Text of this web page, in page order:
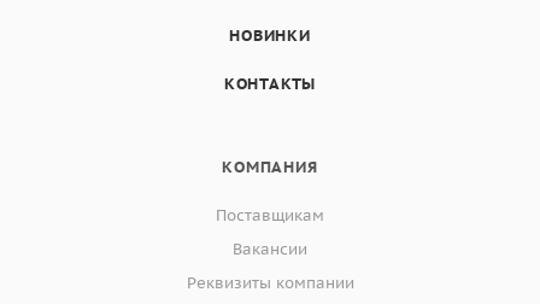
НОВИНКИ
КОНТАКТЫ
КОМПАНИЯ
Поставщикам
Вакансии
Реквизиты компании